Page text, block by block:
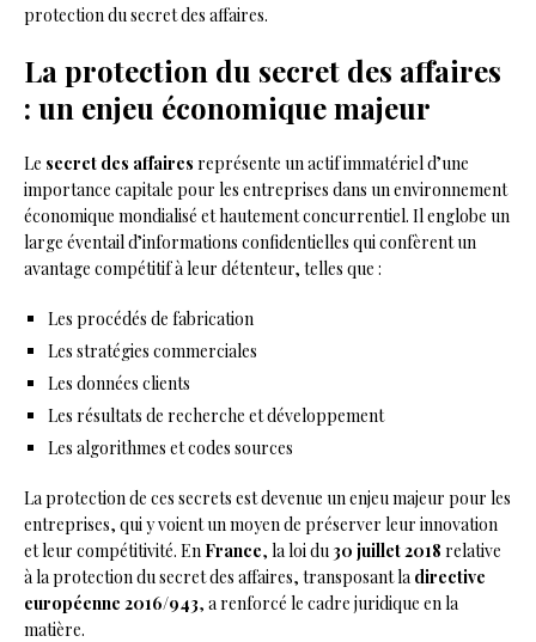
protection du secret des affaires.
La protection du secret des affaires
: un enjeu économique majeur
Le secret des affaires représente un actif immatériel d’une
importance capitale pour les entreprises dans un environnement
économique mondialisé et hautement concurrentiel. Il englobe un
large éventail d’informations confidentielles qui confèrent un
avantage compétitif à leur détenteur, telles que :
Les procédés de fabrication
Les stratégies commerciales
Les données clients
Les résultats de recherche et développement
Les algorithmes et codes sources
La protection de ces secrets est devenue un enjeu majeur pour les
entreprises, qui y voient un moyen de préserver leur innovation
et leur compétitivité. En France, la loi du30 juillet 2018 relative
à la protection du secret des affaires, transposant la directive
européenne 2016/943, a renforcé le cadre juridique en la
matière.